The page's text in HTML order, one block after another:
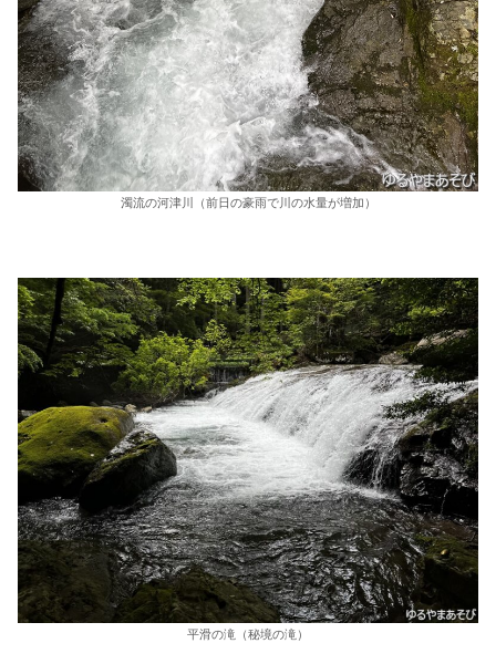
濁流の河津川（前日の豪雨で川の水量が増加）
平滑の滝（秘境の滝）